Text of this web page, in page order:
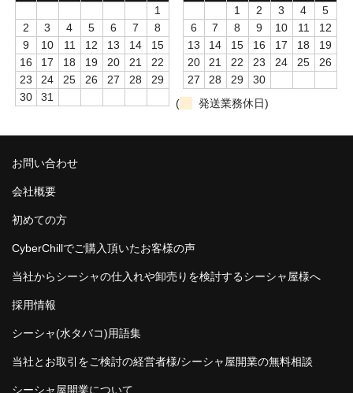
1
2
3 4 5 6 7
8
9
10 11 12 13 14
15
16
17 18 19 20 21
22
23
24 25 26 27 28
29
30
31
1
2 3 4
5
6
7 8 9 10 11
12
13
14 15 16 17 18
19
20
21 22 23 24 25
26
27
28 29
30
(
発送業務休日)
お問い合わせ
会社概要
初めての方
CyberChillでご購入頂いたお客様の声
当社からシーシャの仕入れや卸売りを検討するシーシャ屋様へ
採用情報
シーシャ(水タバコ)用語集
当社とお取引をご検討の経営者様/シーシャ屋開業の無料相談
シーシャ屋開業について